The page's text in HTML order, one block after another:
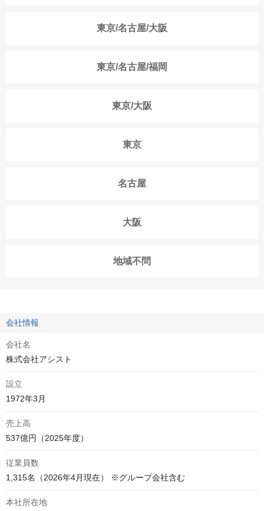
東京/名古屋/大阪
東京/名古屋/福岡
東京/大阪
東京
名古屋
大阪
地域不問
会社情報
会社名
株式会社アシスト
設立
1972年3月
売上高
537億円（2025年度）
従業員数
1,315名（2026年4月現在） ※グループ会社含む
本社所在地